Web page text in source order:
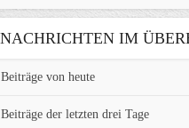
NACHRICHTEN IM
Beiträge von heute
Beiträge der letzten drei Tage